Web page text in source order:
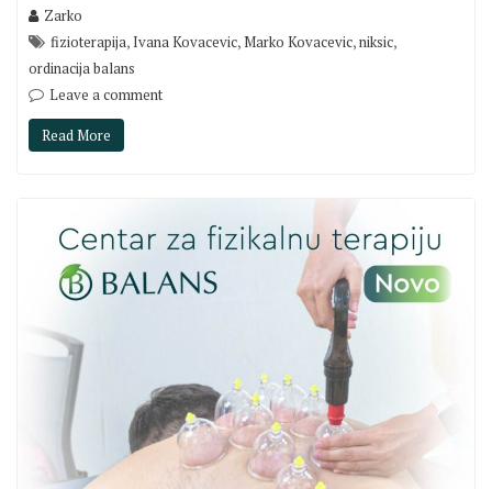
Zarko
fizioterapija, Ivana Kovacevic,Marko Kovacevic,niksic,
ordinacija balans
Leave a comment
Read More